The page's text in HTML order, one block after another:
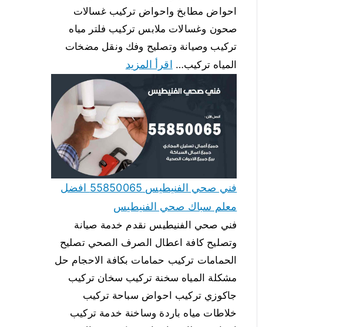
احواض مطابخ واحواض تركيب غسالات
صحون وغسالات ملابس تركيب فلتر مياه
تركيب وصيانة وتصليح وفك ونقل مضخات
المياه تركيب… اقرأ المزيد
فني صحي الفنيطيس 55850065 افضل
معلم سباك صحي الفنيطيس
فني صحي الفنيطيس نقدم خدمة صيانة
وتصليح كافة اعطال الصرف الصحي تصليح
الحمامات تركيب حمامات بكافة الاحجام حل
مشكلة المياه سخنة تركيب سخان تركيب
جاكوزي تركيب احواض سباحة تركيب
خلاطات مياه باردة وساخنة خدمة تركيب